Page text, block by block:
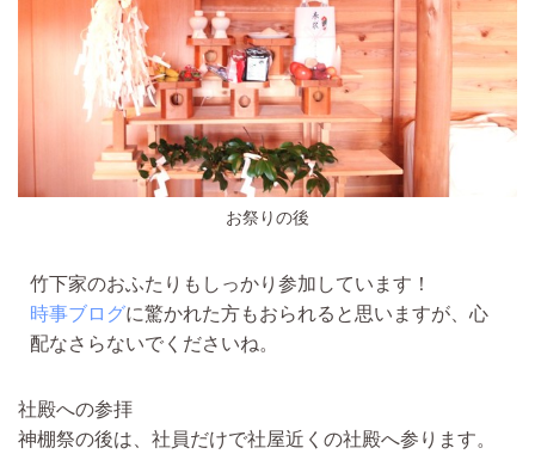
お祭りの後
竹下家のおふたりもしっかり参加しています！
時事ブログに驚かれた方もおられると思いますが、心
配なさらないでくださいね。
社殿への参拝
神棚祭の後は、社員だけで社屋近くの社殿へ参ります。